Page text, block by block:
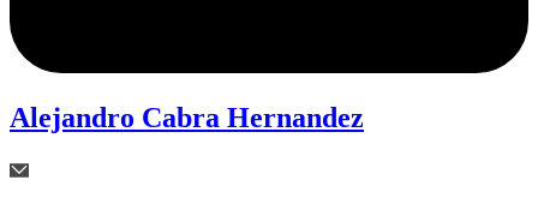
Alejandro Cabra Hernandez